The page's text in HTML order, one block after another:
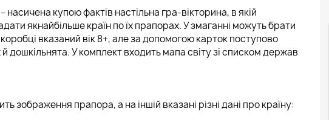
насичена купою фактів настільна гра-вікторина, в якій
якнайбільше країн по їх прапорах. У змаганні можуть брати
вказаний вік 8+, але за допомогою карток поступово
дошкільнята. У комплект входить мапа світу зі списком держав
зображення прапора, а на іншій вказані різні дані про країну: